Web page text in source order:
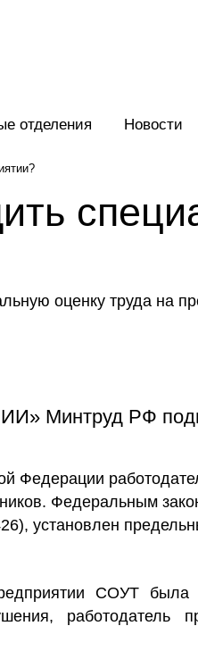
отделения Новости
Минтруд РФ
Федерации
Федеральным
установлен
СОУТ
работодатель